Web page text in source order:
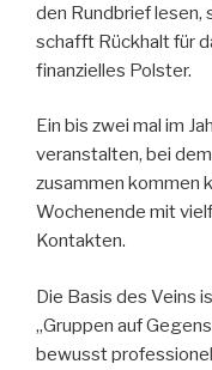
den Rundbrief lesen,
schafft Rückhalt für
finanzielles Polster.
Ein bis zwei mal im
veranstalten, bei
zusammen kommen
Wochenende mit
Kontakten.
Die Basis des Veins
„Gruppen auf
bewusst